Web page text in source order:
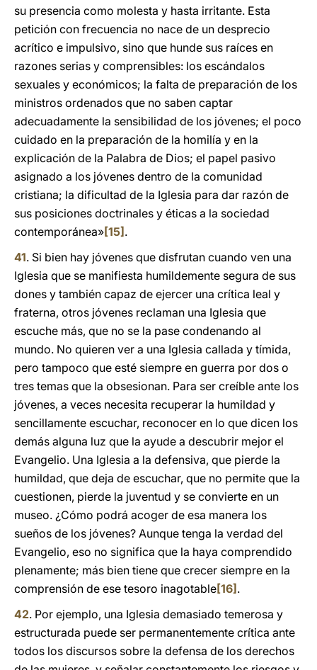
su presencia como molesta y hasta irritante. Esta
petición con frecuencia no nace de un desprecio
acrítico e impulsivo, sino que hunde sus raíces en
razones serias y comprensibles: los escándalos
sexuales y económicos; la falta de preparación de los
ministros ordenados que no saben captar
adecuadamente la sensibilidad de los jóvenes; el poco
cuidado en la preparación de la homilía y en la
explicación de la Palabra de Dios; el papel pasivo
asignado a los jóvenes dentro de la comunidad
cristiana; la dificultad de la Iglesia para dar razón de
sus posiciones doctrinales y éticas a la sociedad
contemporánea»[15] .
41. Si bien hay jóvenes que disfrutan cuando ven una
Iglesia que se manifiesta humildemente segura de sus
dones y también capaz de ejercer una crítica leal y
fraterna, otros jóvenes reclaman una Iglesia que
escuche más, que no se la pase condenando al
mundo. No quieren ver a una Iglesia callada y tímida,
pero tampoco que esté siempre en guerra por dos o
tres temas que la obsesionan. Para ser creíble ante los
jóvenes, a veces necesita recuperar la humildad y
sencillamente escuchar, reconocer en lo que dicen los
demás alguna luz que la ayude a descubrir mejor el
Evangelio. Una Iglesia a la defensiva, que pierde la
humildad, que deja de escuchar, que no permite que la
cuestionen, pierde la juventud y se convierte en un
museo. ¿Cómo podrá acoger de esa manera los
sueños de los jóvenes? Aunque tenga la verdad del
Evangelio, eso no significa que la haya comprendido
plenamente; más bien tiene que crecer siempre en la
comprensión de ese tesoro inagotable[16] .
42. Por ejemplo, una Iglesia demasiado temerosa y
estructurada puede ser permanentemente crítica ante
todos los discursos sobre la defensa de los derechos